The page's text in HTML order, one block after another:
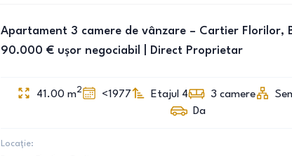
Apartament 3 camere de vânzare – Cartier Florilor,
90.000 € ușor negociabil | Direct Proprietar
41.00 m2 <1977 Etajul 4 3 camere
Da
Locație: